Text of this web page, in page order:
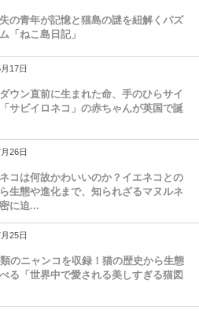
の青年が記憶と猫島の謎を紐解くパズ
「ねこ島日記」
17日
ウン直前に生まれた命、手のひらサイ
サビイロネコ」の赤ちゃんが英国で誕
26日
コは何故かわいいのか？イエネコとの
生態や進化まで、知られざるマヌルネ
に迫...
25日
のニャンコを収録！猫の歴史から生態
る「世界中で愛される美しすぎる猫図